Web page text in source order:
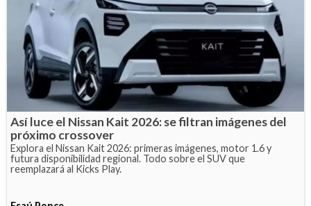
Así luce el Nissan Kait 2026: se filtran imágenes del
próximo crossover
Explora el Nissan Kait 2026: primeras imágenes, motor 1.6 y
futura disponibilidad regional. Todo sobre el SUV que
reemplazará al Kicks Play.